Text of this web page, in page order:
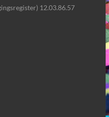
12.03.86.57